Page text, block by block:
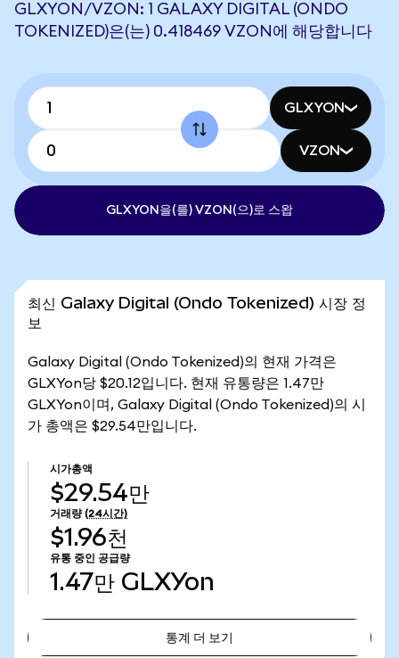
GLXYON/VZON: 1 GALAXY DIGITAL (ONDO
TOKENIZED)은(는) 0.418469 VZON에 해당합니다
GLXYON
VZON
GLXYON을(를) VZON(으)로 스왑
최신 Galaxy Digital (Ondo Tokenized) 시장 정
보
Galaxy Digital (Ondo Tokenized)의 현재 가격은
GLXYon당 $20.12입니다. 현재 유통량은 1.47만
GLXYon이며, Galaxy Digital (Ondo Tokenized)의 시
가 총액은 $29.54만입니다.
시가총액
$29.54만
거래량 (24시간)
$1.96천
유통 중인 공급량
1.47만 GLXYon
통계 더 보기